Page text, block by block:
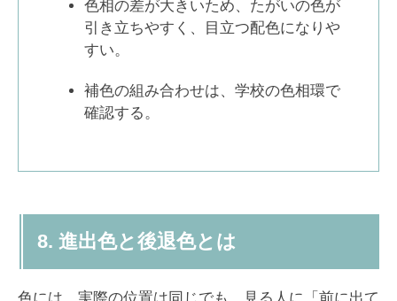
色相の差が大きいため、たがいの色が
引き立ちやすく、目立つ配色になりや
すい。
補色の組み合わせは、学校の色相環で
確認する。
8. 進出色と後退色とは